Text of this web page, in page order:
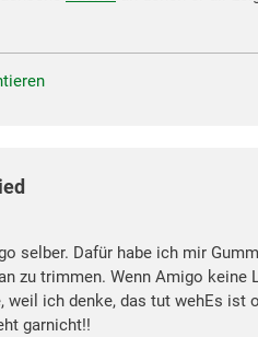
selber. Dafür habe ich mir
zu trimmen. Wenn Amigo
weil ich denke, das tut wehEs
garnicht!!